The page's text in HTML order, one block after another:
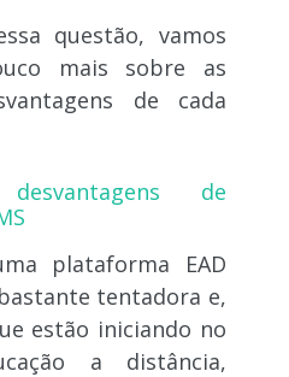
questão, vamos
mais sobre as
de cada
de
plataforma EAD
tentadora e,
estão iniciando no
a distância,